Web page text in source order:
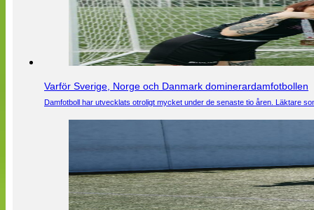
Varför Sverige, Norge och Danmark dominerardamfotbollen
Damfotboll har utvecklats otroligt mycket under de senaste tio åren. Läktare